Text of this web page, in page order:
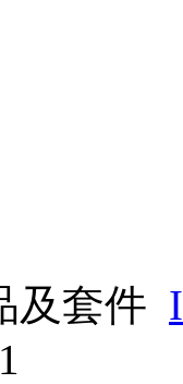
及套件